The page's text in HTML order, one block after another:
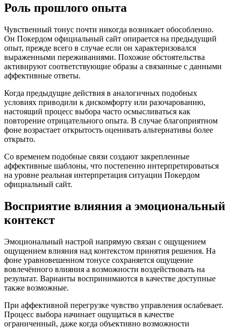
Роль прошлого опыта
Чувственный тонус почти никогда возникает обособленно.
Он Покердом официальный сайт опирается на предыдущий
опыт, прежде всего в случае если он характеризовался
выраженными переживаниями. Похожие обстоятельства
активируют соответствующие образы а связанные с данными
аффективные ответы.
Когда предыдущие действия в аналогичных подобных
условиях приводили к дискомфорту или разочарованию,
настоящий процесс выбора часто осмысливаться как
повторение отрицательного опыта. В случае благоприятном
фоне возрастает открытость оценивать альтернативы более
открыто.
Со временем подобные связи создают закрепленные
аффективные шаблоны, что постепенно интерпретироваться
на уровне реальная интерпретация ситуации Покердом
официальный сайт.
Восприятие влияния а эмоциональный
контекст
Эмоциональный настрой напрямую связан с ощущением
ощущением влияния над контекстом принятия решения. На
фоне уравновешенном тонусе сохраняется ощущение
вовлечённого влияния а возможности воздействовать на
результат. Варианты воспринимаются в качестве доступные
также возможные.
При аффективной перегрузке чувство управления ослабевает.
Процесс выбора начинает ощущаться в качестве
ограниченный, даже когда объективно возможности